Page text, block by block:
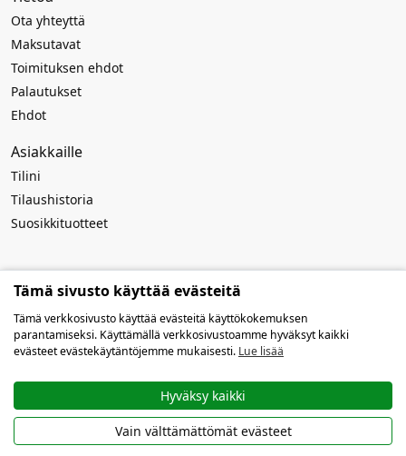
Ota yhteyttä
Maksutavat
Toimituksen ehdot
Palautukset
Ehdot
Asiakkaille
Tilini
Tilaushistoria
Suosikkituotteet
Rekvisiitta
MB Atviros idėjos
Koodi: 303916994
ALV-numero: LT100009259419
Tilinumero: LT127300010142639019
Sähköposti:info@openauto.fi
Tämä sivusto käyttää evästeitä
Tämä verkkosivusto käyttää evästeitä käyttökokemuksen
parantamiseksi. Käyttämällä verkkosivustoamme hyväksyt kaikki
evästeet evästekäytäntöjemme mukaisesti. Lue lisää
Hyväksy kaikki
Vain välttämättömät evästeet